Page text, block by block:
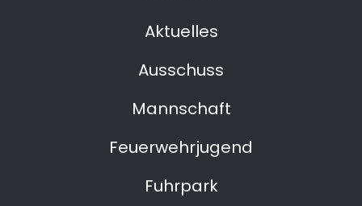
Aktuelles
Ausschuss
Mannschaft
Feuerwehrjugend
Fuhrpark